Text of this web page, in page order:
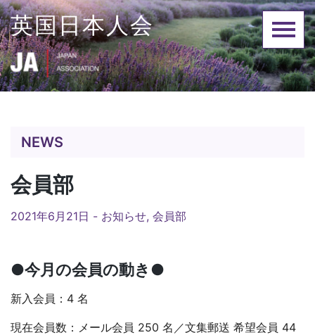
Skip
to
content
英国日本人会
NEWS
会員部
2021年6月21日 - お知らせ, 会員部
●今月の会員の動き●
新入会員：4 名
現在会員数：メール会員 250 名／文集郵送 希望会員 44